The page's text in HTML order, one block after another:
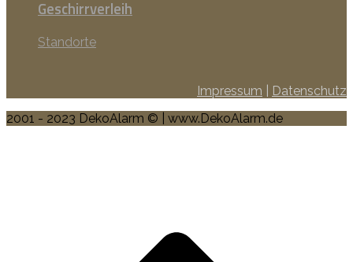
Geschirrverleih
Standorte
Impressum
Datenschutz
2001 - 2023 DekoAlarm © | www.DekoAlarm.de